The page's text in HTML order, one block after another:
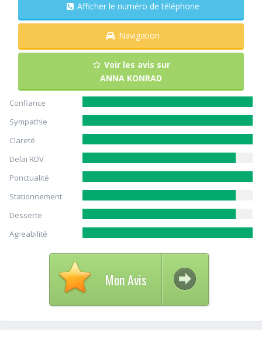
Afficher le numéro de téléphone
Navigation
Voir les avis sur
ANNA KONRAD
Confiance
Sympathie
Clareté
Delai RDV
Ponctualité
Stationnement
Desserte
Agreabilité
Mon Avis